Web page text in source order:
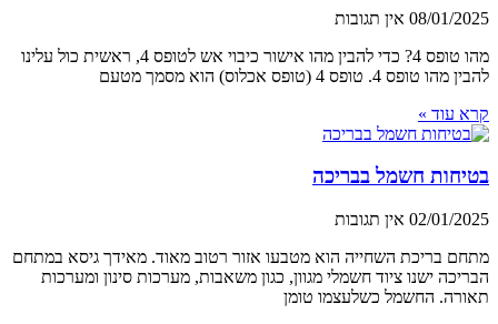
08/01/2025 אין תגובות
מהו טופס 4? כדי להבין מהו אישור כיבוי אש לטופס 4, ראשית כול עלינו
להבין מהו טופס 4. טופס 4 (טופס אכלוס) הוא מסמך מטעם
קרא עוד »
בטיחות חשמל בבריכה
02/01/2025 אין תגובות
מתחם בריכת השחייה הוא מטבעו אזור רטוב מאוד. מאידך גיסא במתחם
הבריכה ישנו ציוד חשמלי מגוון, כגון משאבות, מערכות סינון ומערכות
תאורה. החשמל כשלעצמו טומן